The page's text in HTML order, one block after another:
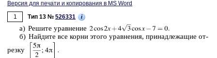
Версия для печати и копирования в MS Word
1
Тип 13 № 526331 i
а) Ре­ши­те урав­не­ние
б) Най­ди­те все корни этого урав­не­ния, при­над­ле­жа­щие от­
рез­ку